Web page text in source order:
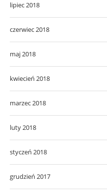
lipiec 2018
czerwiec 2018
maj 2018
kwiecień 2018
marzec 2018
luty 2018
styczeń 2018
grudzień 2017